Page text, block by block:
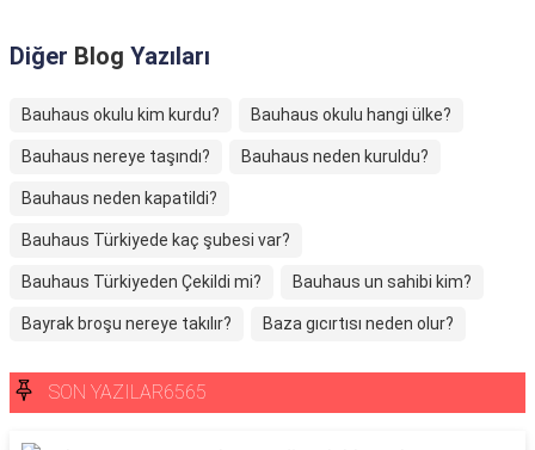
Diğer Blog Yazıları
Bauhaus okulu kim kurdu? Bauhaus okulu hangi ülke?
Bauhaus nereye taşındı? Bauhaus neden kuruldu?
Bauhaus neden kapatildi?
Bauhaus Türkiyede kaç şubesi var?
Bauhaus Türkiyeden Çekildi mi? Bauhaus un sahibi kim?
Bayrak broşu nereye takılır? Baza gıcırtısı neden olur?
SON YAZILAR6565